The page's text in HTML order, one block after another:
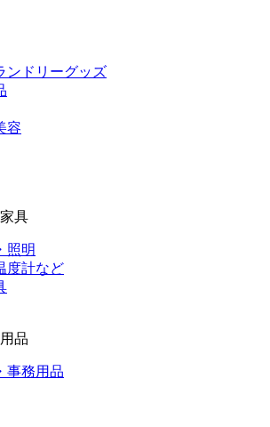
ンドリーグッズ
容
具
照明
度計など
品
事務用品